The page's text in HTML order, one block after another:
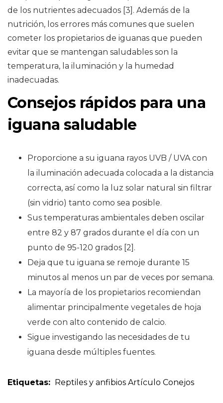
de los nutrientes adecuados [3]. Además de la
nutrición, los errores más comunes que suelen
cometer los propietarios de iguanas que pueden
evitar que se mantengan saludables son la
temperatura, la iluminación y la humedad
inadecuadas.
Consejos rápidos para una
iguana saludable
Proporcione a su iguana rayos UVB / UVA con
la iluminación adecuada colocada a la distancia
correcta, así como la luz solar natural sin filtrar
(sin vidrio) tanto como sea posible.
Sus temperaturas ambientales deben oscilar
entre 82 y 87 grados durante el día con un
punto de 95-120 grados [2].
Deja que tu iguana se remoje durante 15
minutos al menos un par de veces por semana.
La mayoría de los propietarios recomiendan
alimentar principalmente vegetales de hoja
verde con alto contenido de calcio.
Sigue investigando las necesidades de tu
iguana desde múltiples fuentes.
Etiquetas: Reptiles y anfibios Artículo Conejos